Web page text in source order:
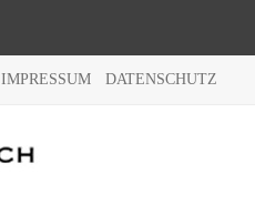
IMPRESSUM DATENSCHUTZ